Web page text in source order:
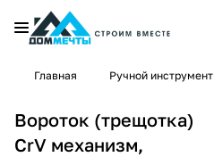
Главная Ручной инструмент
Вороток (трещотка)
CrV механизм,